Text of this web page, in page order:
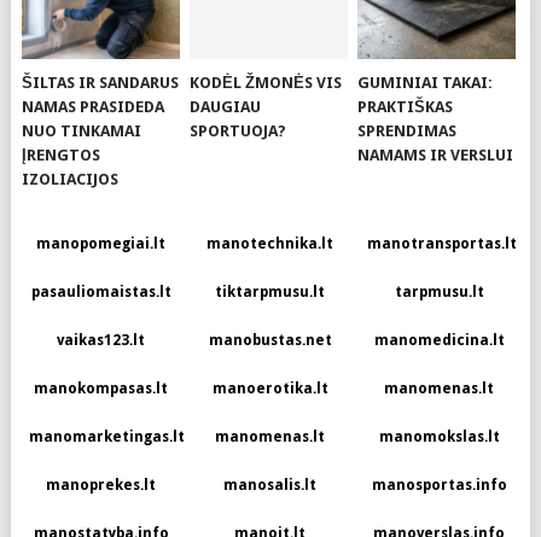
ŠILTAS IR SANDARUS
NAMAS PRASIDEDA
NUO TINKAMAI
ĮRENGTOS
IZOLIACIJOS
KODĖL ŽMONĖS VIS
DAUGIAU
SPORTUOJA?
GUMINIAI TAKAI:
PRAKTIŠKAS
SPRENDIMAS
NAMAMS IR VERSLUI
manopomegiai.lt manotechnika.lt manotransportas.lt
pasauliomaistas.lt tiktarpmusu.lt tarpmusu.lt
vaikas123.lt manobustas.net manomedicina.lt
manokompasas.lt manoerotika.lt manomenas.lt
manomarketingas.lt manomenas.lt manomokslas.lt
manoprekes.lt manosalis.lt manosportas.info
manostatyba.info manoit.lt manoverslas.info